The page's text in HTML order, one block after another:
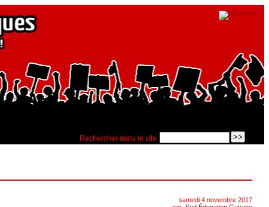
Rechercher dans le site
samedi 4 novembre 2017